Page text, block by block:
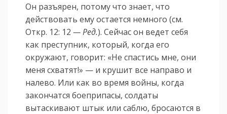
Он разъярен, потому что знает, что
действовать ему остается немного (см.
Откр. 12: 12— Ред.). Сейчас он ведет себя
как преступник, который, когда его
окружают, говорит: «Не спастись мне, они
меня схватят!» — и крушит все направо и
налево. Или как во время войны, когда
закончатся боеприпасы, солдаты
вытаскивают штык или саблю, бросаются в